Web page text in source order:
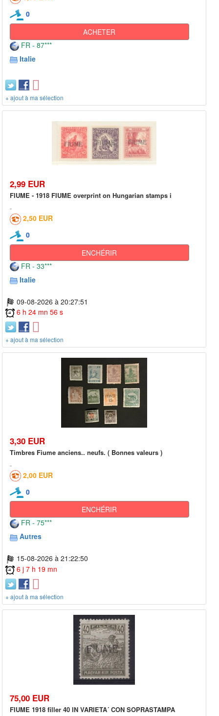
0
ACHETER
FR - 87***
Italie
+ ajout à ma sélection
2,99 EUR
FIUME - 1918 FIUME overprint on Hungarian stamps i
2,50 EUR
0
ENCHÉRIR
FR - 33***
Italie
09-08-2026 à 20:27:51
6 h 24 mn 56 s
+ ajout à ma sélection
3,30 EUR
Timbres Fiume anciens.. neufs. ( Bonnes valeurs )
2,00 EUR
0
ENCHÉRIR
FR - 75***
Autres
15-08-2026 à 21:22:50
6 j 7 h 19 mn
+ ajout à ma sélection
75,00 EUR
FIUME 1918 filler 40 IN VARIETA´ CON SOPRASTAMPA